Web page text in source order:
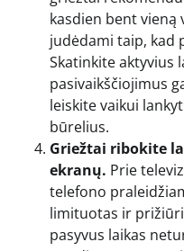
kasdien bent vieną
judėdami taip, kad
Skatinkite aktyvius
pasivaikščiojimus
leiskite vaikui
būrelius.
Griežtai ribokite
ekranų. Prie
telefono
limituotas ir
pasyvus laikas